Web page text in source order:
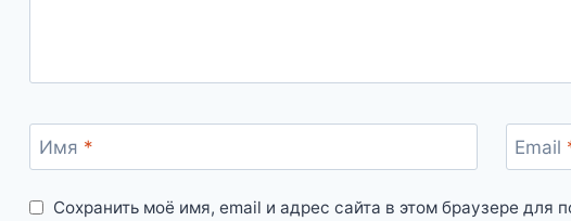
Имя * Email
Сохранить моё имя, email и адрес сайта в этом браузере для